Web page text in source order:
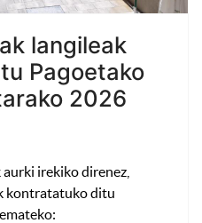
langileak
Pagoetako
2026
irekiko direnez,
kontratatuko ditu